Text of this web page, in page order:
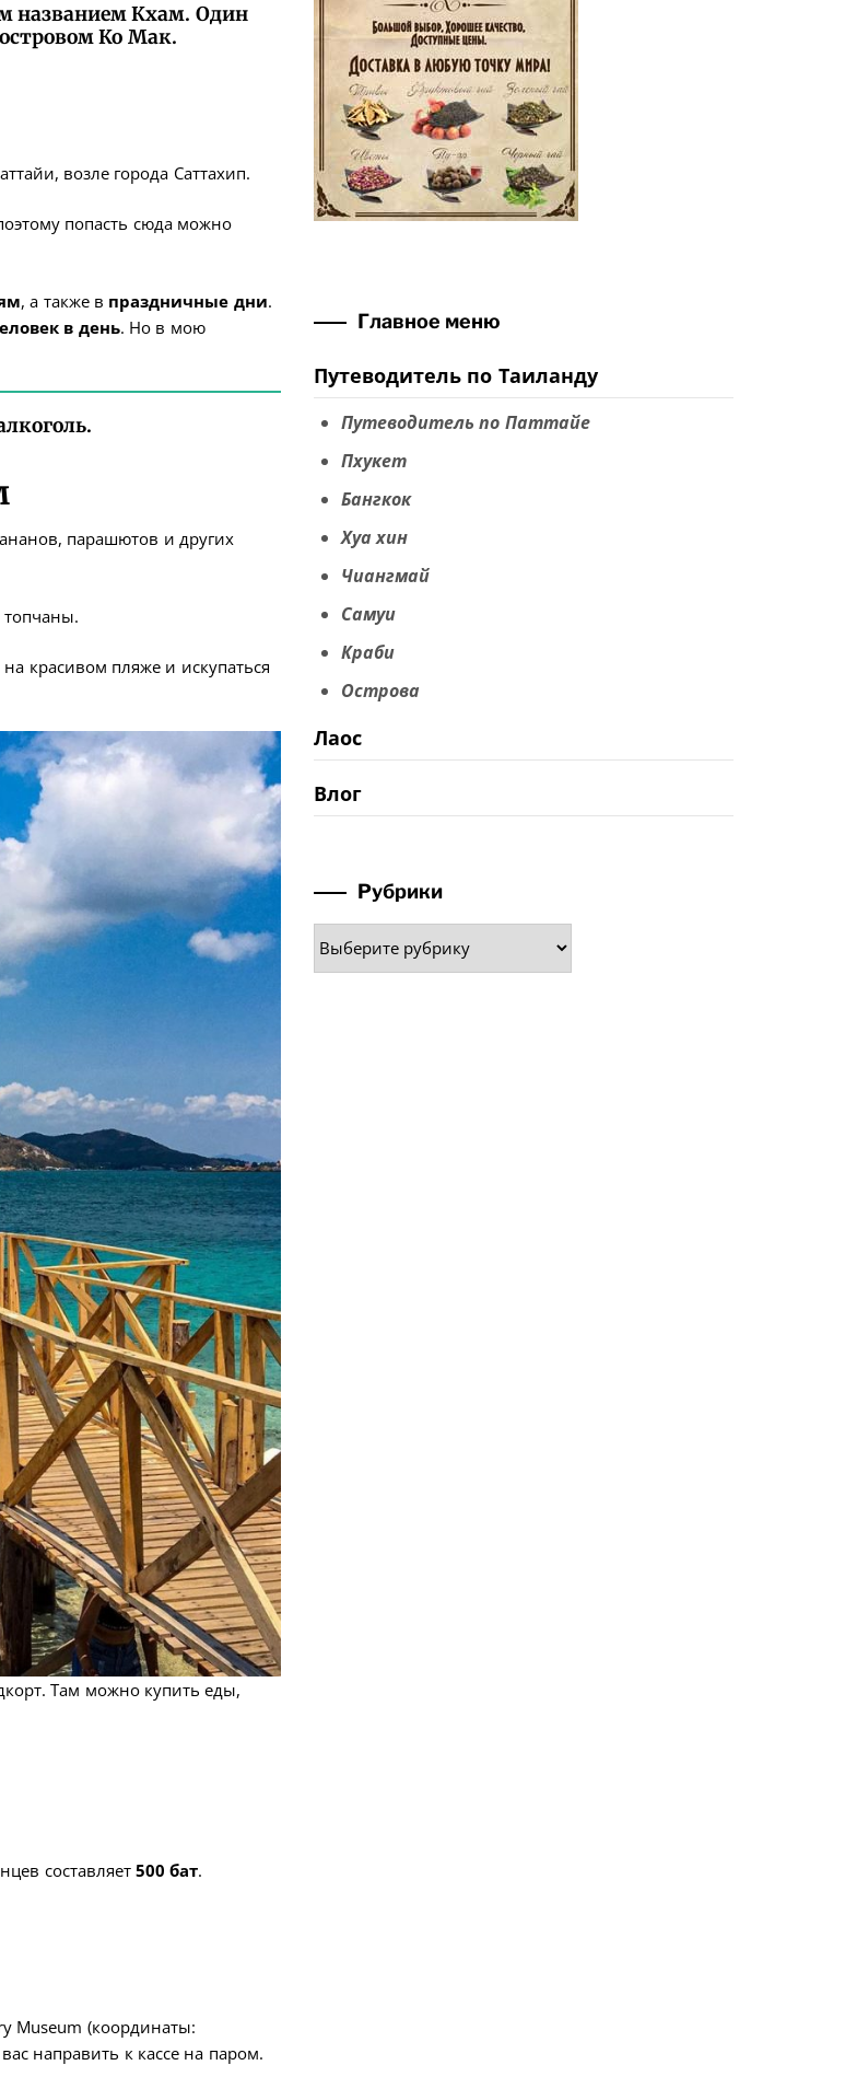
названием Кхам. Один
Ко Мак.
возле города Саттахип.
попасть сюда можно
, а также в праздничные дни.
в день. Но в мою
парашютов и других
топчаны.
красивом пляже и искупаться
Там можно купить еды,
составляет 500 бат.
Museum (координаты:
направить к кассе на паром.
Главное меню
Путеводитель по Таиланду
Путеводитель по Паттайе
Пхукет
Бангкок
Хуа хин
Чиангмай
Самуи
Краби
Острова
Лаос
Влог
Рубрики
Рубрики